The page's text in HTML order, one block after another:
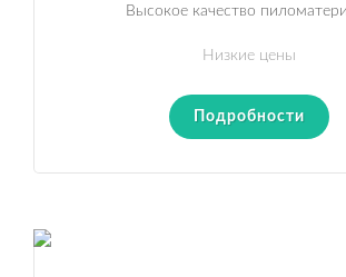
Высокое качество
Низкие цены
Подробности